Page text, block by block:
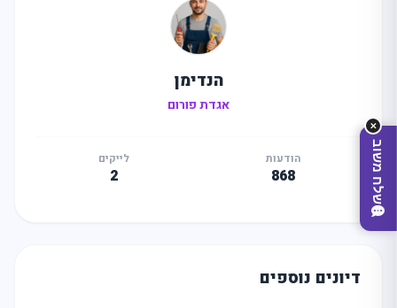
הנדימן
אגדת פורום
הודעות
868
לייקים
2
דיונים נוספים
✕
שלח משוב